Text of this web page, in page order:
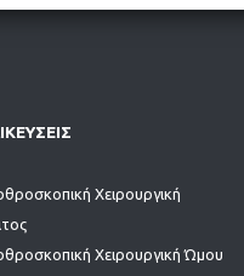
Χειρουργική
Χειρουργική Ώμου